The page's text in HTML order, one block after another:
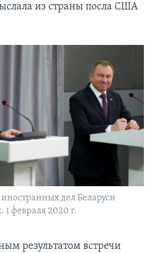
из страны посла США
дел Беларуси
февраля 2020 г.
результатом встречи